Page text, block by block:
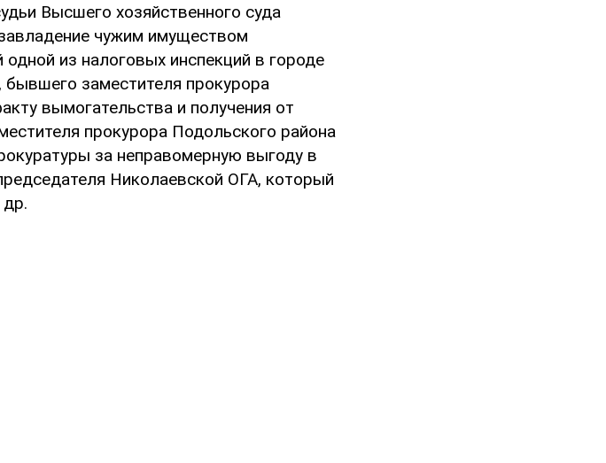
Высшего хозяйственного суда
чужим имуществом
из налоговых инспекций в городе
заместителя прокурора
вымогательства и получения от
прокурора Подольского района
за неправомерную выгоду в
Николаевской ОГА, который